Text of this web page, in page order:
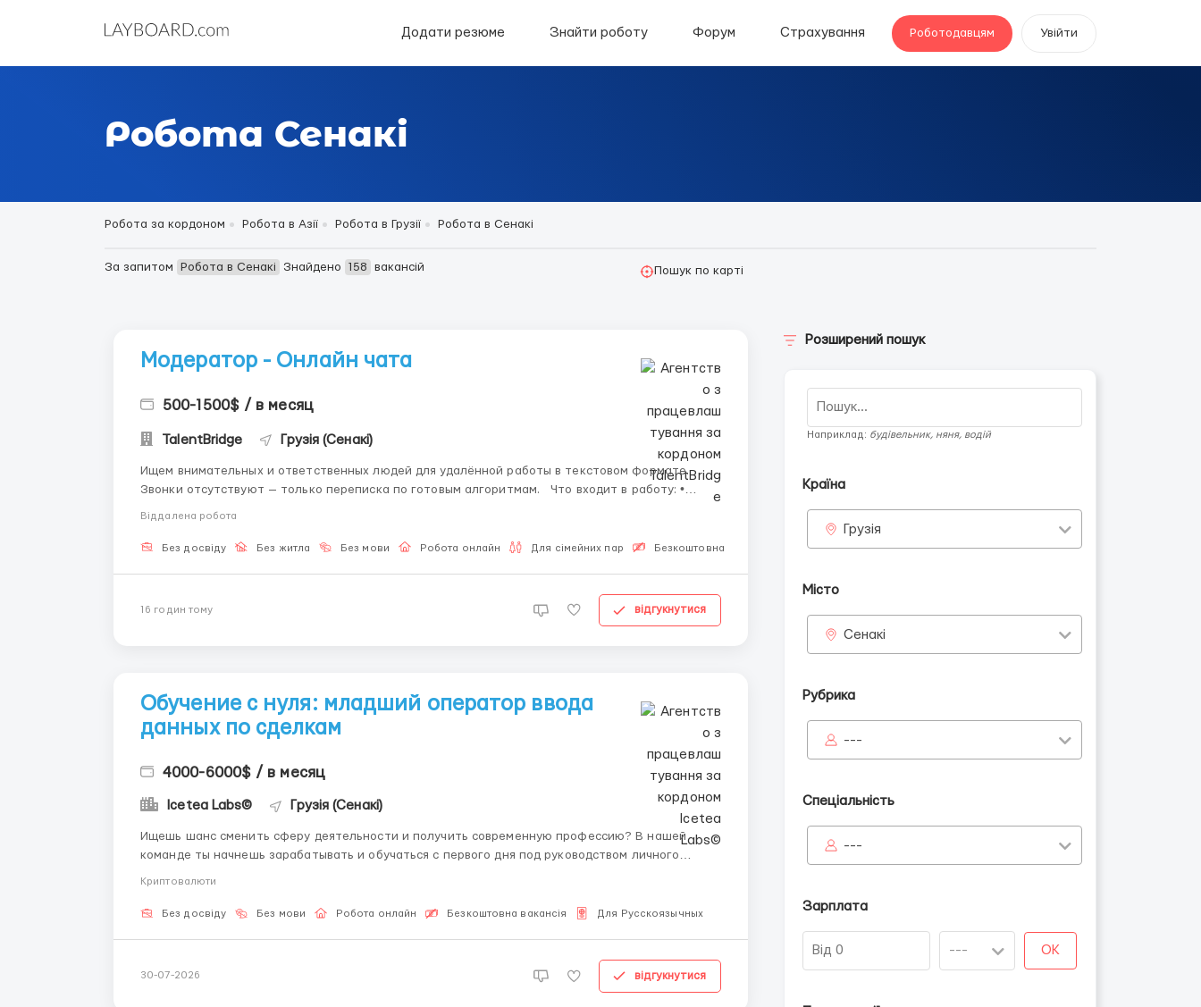
Додати резюме Знайти роботу Форум Страхування Роботодавцям Увійти
Робота Сенакі
Робота за кордоном Робота в Азії Робота в Грузії Робота в Сенакі
За запитом Робота в Сенакі Знайдено 158 вакансій Пошук по карті
Модератор - Онлайн чата
500-1500$ / в месяц
TalentBridge Грузія (Сенакі)
Ищем внимательных и ответственных людей для удалённой работы в текстовом формате.
Звонки отсутствуют — только переписка по готовым алгоритмам. Что входит в работу: •
Віддалена робота
Без досвіду Без житла Без мови Робота онлайн Для сімейних пар Безкоштовна вакансія
16 годин тому відгукнутися
Обучение с нуля: младший оператор ввода
данных по сделкам
4000-6000$ / в месяц
Icetea Labs© Грузія (Сенакі)
Ищешь шанс сменить сферу деятельности и получить современную профессию? В нашей
команде ты начнешь зарабатывать и обучаться с первого дня под руководством личного
Криптовалюти
Без досвіду Без мови Робота онлайн Безкоштовна вакансія Для Русскоязычных
30-07-2026 відгукнутися
Розширений пошук
Наприклад: будівельник, няня, водій
Країна
Грузія
Місто
Сенакі
Рубрика
---
Спеціальність
---
Зарплата
OK